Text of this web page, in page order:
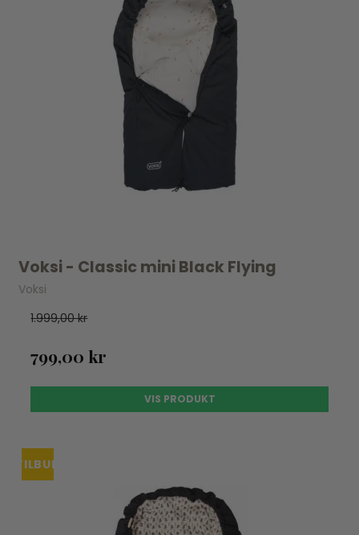
Voksi - Classic mini Black Flying
Voksi
1.999,00 kr
799,00 kr
VIS PRODUKT
TILBUD